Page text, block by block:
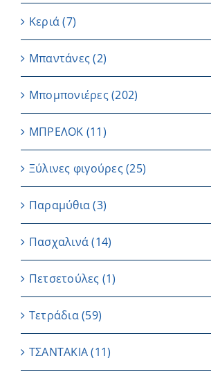
Κεριά (7)
Μπαντάνες (2)
Μπομπονιέρες(202)
ΜΠΡΕΛΟΚ (11)
Ξύλινες φιγούρες(25)
Παραμύθια (3)
Πασχαλινά (14)
Πετσετούλες (1)
Τετράδια(59)
ΤΣΑΝΤΑΚΙΑ (11)